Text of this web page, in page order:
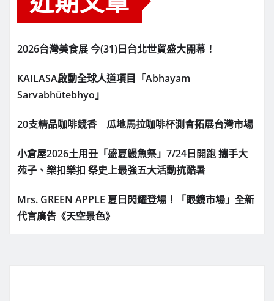
2026台灣美食展 今(31)日台北世貿盛大開幕！
KAILASA啟動全球人道項目「Abhayam
Sarvabhūtebhyo」
20支精品咖啡競香 瓜地馬拉咖啡杯測會拓展台灣市場
小倉屋2026土用丑「盛夏鰻魚祭」7/24日開跑 攜手大
苑子、樂扣樂扣 祭史上最強五大活動抗酷暑
Mrs. GREEN APPLE 夏日閃耀登場！「眼鏡市場」全新
代言廣告《天空景色》